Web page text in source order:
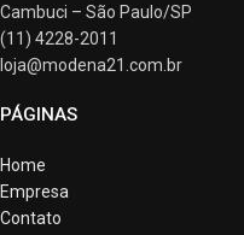
Cambuci – São Paulo/SP
(11) 4228-2011
loja@modena21.com.br
PÁGINAS
Home
Empresa
Contato